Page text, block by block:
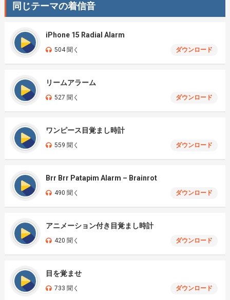
同じテーマの着信音
iPhone 15 Radial Alarm
504 聞く ダウンロード
リームアラーム
527 聞く ダウンロード
ワンピース目覚まし時計
559 聞く ダウンロード
Brr Brr Patapim Alarm – Brainrot
490 聞く ダウンロード
アニメーション付き目覚まし時計
420 聞く ダウンロード
目を覚ませ
733 聞く ダウンロード